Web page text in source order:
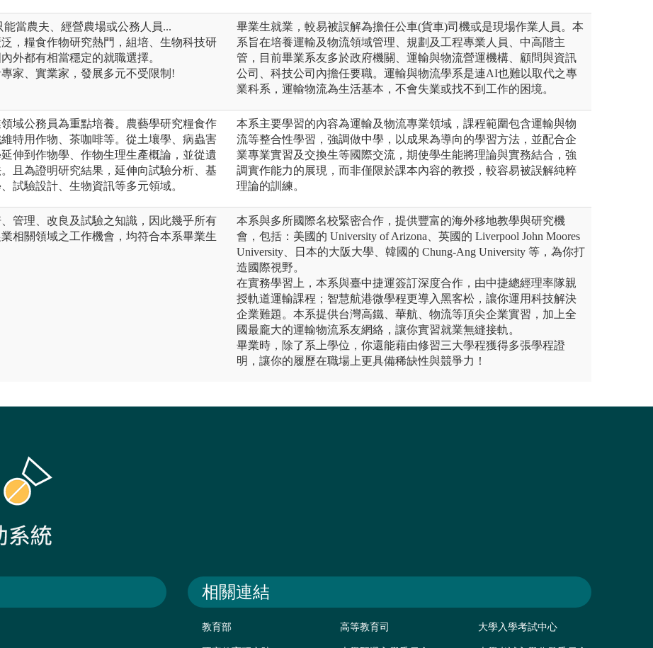
當農夫、經營農場或公務人員...
，糧食作物研究熱門，組培、生物科技研
外都有相當穩定的就職選擇。
家、實業家，發展多元不受限制!
畢業生就業，較易被誤解為擔任公車(貨車)司機或是現場作業人員。本
系旨在培養運輸及物流領域管理、規劃及工程專業人員、中高階主
管，目前畢業系友多於政府機關、運輸與物流營運機構、顧問與資訊
公司、科技公司內擔任要職。運輸與物流學系是連AI也難以取代之專
業科系，運輸物流為生活基本，不會失業或找不到工作的困境。
域公務員為重點培養。農藝學研究糧食作
特用作物、茶咖啡等。從土壤學、病蟲害
伸到作物學、作物生理生產概論，並從遺
且為證明研究結果，延伸向試驗分析、基
試驗設計、生物資訊等多元領域。
本系主要學習的內容為運輸及物流專業領域，課程範圍包含運輸與物
流等整合性學習，強調做中學，以成果為導向的學習方法，並配合企
業專業實習及交換生等國際交流，期使學生能將理論與實務結合，強
調實作能力的展現，而非僅限於課本內容的教授，較容易被誤解純粹
理論的訓練。
管理、改良及試驗之知識，因此幾乎所有
相關領域之工作機會，均符合本系畢業生
本系與多所國際名校緊密合作，提供豐富的海外移地教學與研究機
會，包括：美國的 University of Arizona、英國的 Liverpool John Moores
University、日本的大阪大學、韓國的 Chung-Ang University 等，為你打
造國際視野。
在實務學習上，本系與臺中捷運簽訂深度合作，由中捷總經理率隊親
授軌道運輸課程；智慧航港微學程更導入黑客松，讓你運用科技解決
企業難題。本系提供台灣高鐵、華航、物流等頂尖企業實習，加上全
國最龐大的運輸物流系友網絡，讓你實習就業無縫接軌。
畢業時，除了系上學位，你還能藉由修習三大學程獲得多張學程證
明，讓你的履歷在職場上更具備稀缺性與競爭力！
相關連結
教育部 高等教育司 大學入學考試中心